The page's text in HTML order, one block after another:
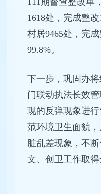
1618处，完成整改
村居9465处，完
99.8%。
下一步，巩固办
门联动执法长效
现的反弹现象进
范环境卫生面貌
脏乱差现象，不
文、创卫工作取得